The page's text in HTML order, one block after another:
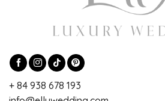
+ 84 938 678 193